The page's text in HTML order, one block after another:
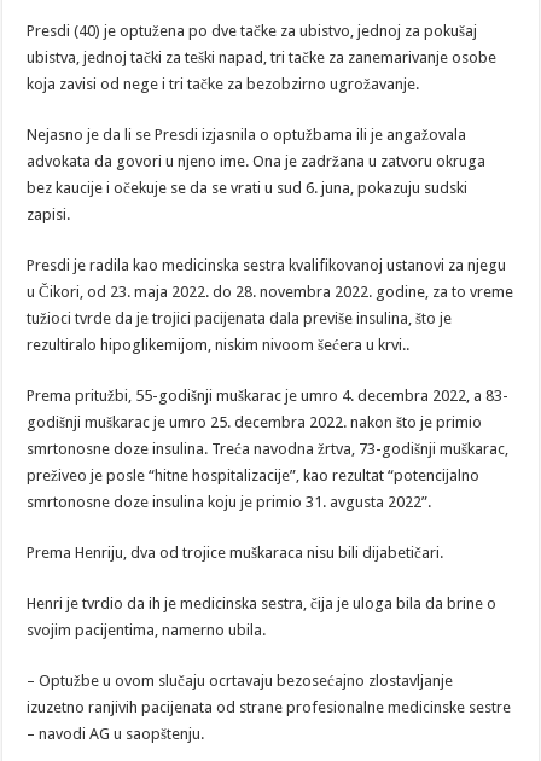
Presdi (40) je optužena po dve tačke za ubistvo, jednoj za pokušaj
ubistva, jednoj tački za teški napad, tri tačke za zanemarivanje osobe
koja zavisi od nege i tri tačke za bezobzirno ugrožavanje.
Nejasno je da li se Presdi izjasnila o optužbama ili je angažovala
advokata da govori u njeno ime. Ona je zadržana u zatvoru okruga
bez kaucije i očekuje se da se vrati u sud 6. juna, pokazuju sudski
zapisi.
Presdi je radila kao medicinska sestra kvalifikovanoj ustanovi za njegu
u Čikori, od 23. maja 2022. do 28. novembra 2022. godine, za to vreme
tužioci tvrde da je trojici pacijenata dala previše insulina, što je
rezultiralo hipoglikemijom, niskim nivoom šećera u krvi..
Prema pritužbi, 55-godišnji muškarac je umro 4. decembra 2022, a 83-
godišnji muškarac je umro 25. decembra 2022. nakon što je primio
smrtonosne doze insulina. Treća navodna žrtva, 73-godišnji muškarac,
preživeo je posle “hitne hospitalizacije”, kao rezultat “potencijalno
smrtonosne doze insulina koju je primio 31. avgusta 2022”.
Prema Henriju, dva od trojice muškaraca nisu bili dijabetičari.
Henri je tvrdio da ih je medicinska sestra, čija je uloga bila da brine o
svojim pacijentima, namerno ubila.
– Optužbe u ovom slučaju ocrtavaju bezosećajno zlostavljanje
izuzetno ranjivih pacijenata od strane profesionalne medicinske sestre
– navodi AG u saopštenju.